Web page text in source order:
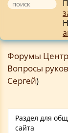
Форумы
Вопросы
Сергей)
Раздел для
сайта